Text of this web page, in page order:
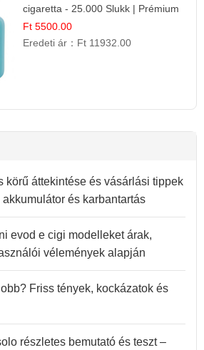
cigaretta - 25.000 Slukk | Prémium
Gyümölcs Íz
Ft 5500.00
Eredeti ár： Ft 11932.00
körű áttekintése és vásárlási tippek
és karbantartás
evod e cigi modelleket árak,
vélemények alapján
Friss tények, kockázatok és
részletes bemutató és teszt –